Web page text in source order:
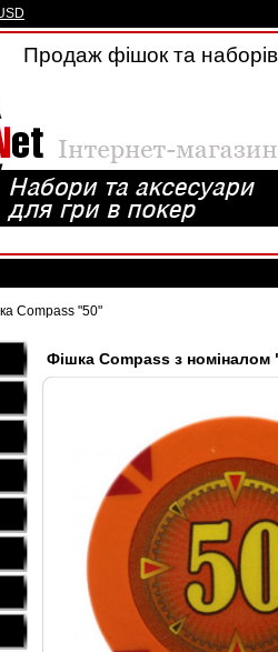
Продаж фішок та
Compass "50"
Фішка Compass з номіналом